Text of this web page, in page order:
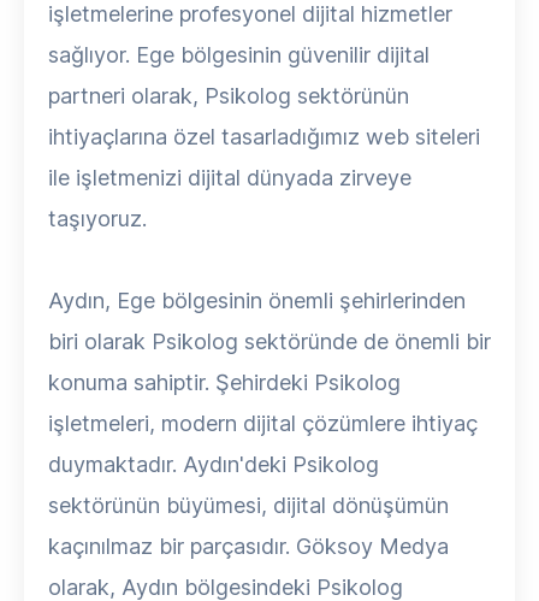
işletmelerine profesyonel dijital hizmetler
sağlıyor. Ege bölgesinin güvenilir dijital
partneri olarak, Psikolog sektörünün
ihtiyaçlarına özel tasarladığımız web siteleri
ile işletmenizi dijital dünyada zirveye
taşıyoruz.
Aydın, Ege bölgesinin önemli şehirlerinden
biri olarak Psikolog sektöründe de önemli bir
konuma sahiptir. Şehirdeki Psikolog
işletmeleri, modern dijital çözümlere ihtiyaç
duymaktadır. Aydın'deki Psikolog
sektörünün büyümesi, dijital dönüşümün
kaçınılmaz bir parçasıdır. Göksoy Medya
olarak, Aydın bölgesindeki Psikolog